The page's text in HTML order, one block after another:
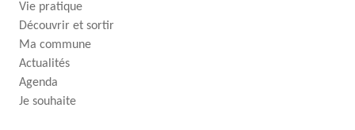
Vie pratique
Découvrir et sortir
Ma commune
Actualités
Agenda
Je souhaite